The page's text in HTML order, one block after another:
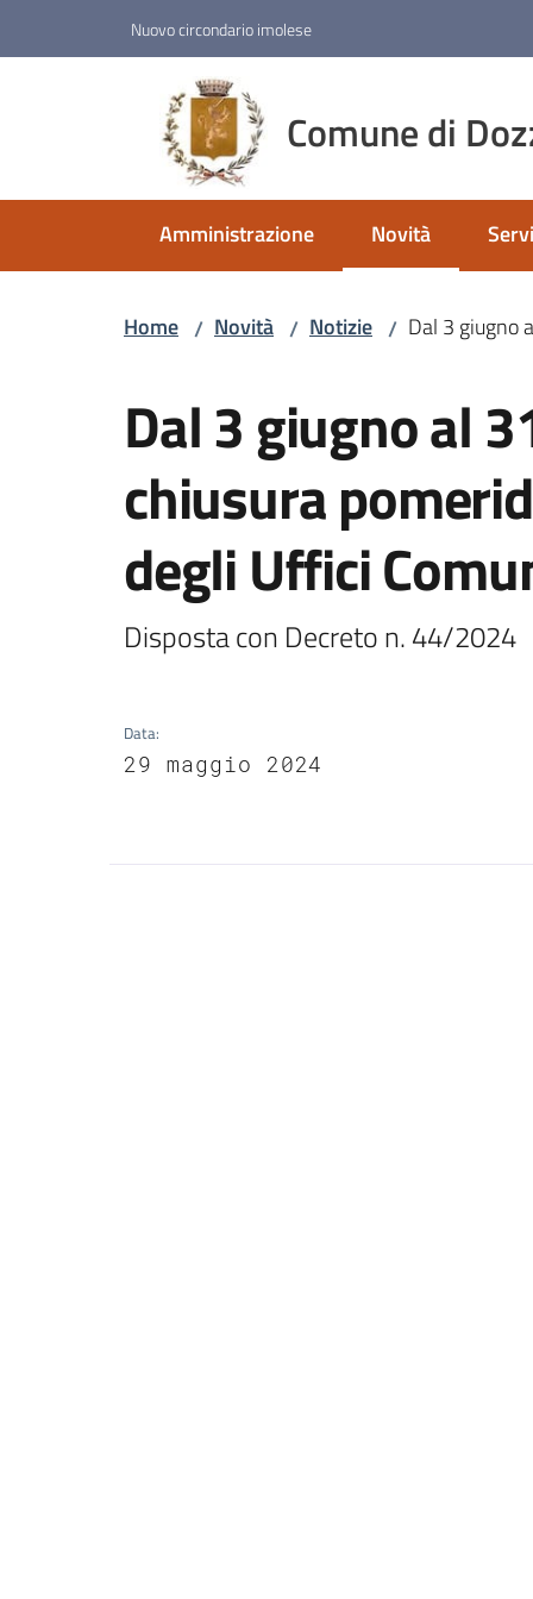
Nuovo circondario imolese
Comune di
Amministrazione Novità
Menu selezionato
Home / Novità / Notizie / Dal 3 giugno
Dal 3 giugno al
chiusura
degli Uffici
Disposta con Decreto n. 44/2024
Data:
29 maggio 2024